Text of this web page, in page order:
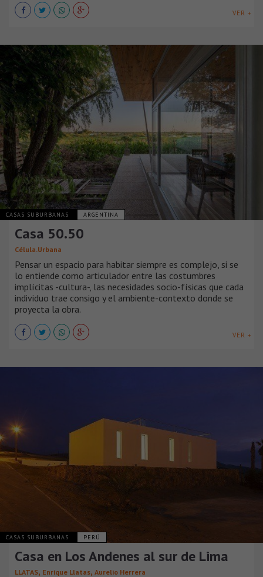
VER +
CASAS SUBURBANAS ARGENTINA
Casa 50.50
Célula.Urbana
Pensar un espacio para habitar siempre es complejo, si se
lo entiende como articulador entre las costumbres
implícitas -cultura-, las necesidades socio-físicas que cada
individuo trae consigo y el ambiente-contexto donde se
proyecta la obra.
VER +
CASAS SUBURBANAS PERÚ
Casa en Los Andenes al sur de Lima
LLATAS, Enrique Llatas, Aurelio Herrera